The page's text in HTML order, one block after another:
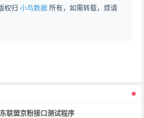
权归 小鸟数据 所有，如需转载，烦请
联盟京粉接口测试程序